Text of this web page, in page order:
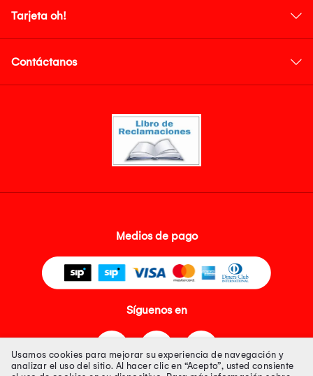
Tarjeta oh!
Contáctanos
Medios de pago
Síguenos en
Usamos cookies para mejorar su experiencia de navegación y
analizar el uso del sitio. Al hacer clic en “Acepto”, usted consiente